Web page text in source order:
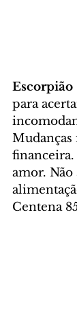
Escorpião
para
Mudanças
financeira.
amor. Não
Centena